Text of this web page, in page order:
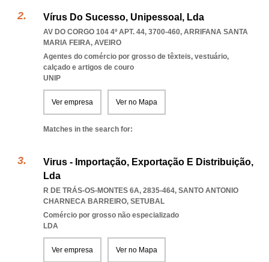
Vírus Do Sucesso, Unipessoal, Lda
AV DO CORGO 104 4º APT. 44, 3700-460, ARRIFANA SANTA
MARIA FEIRA, AVEIRO
Agentes do comércio por grosso de têxteis, vestuário,
calçado e artigos de couro
UNIP
Ver empresa Ver no Mapa
Matches in the search for:
Virus - Importação, Exportação E Distribuição,
Lda
R DE TRÁS-OS-MONTES 6A, 2835-464, SANTO ANTONIO
CHARNECA BARREIRO, SETUBAL
Comércio por grosso não especializado
LDA
Ver empresa Ver no Mapa